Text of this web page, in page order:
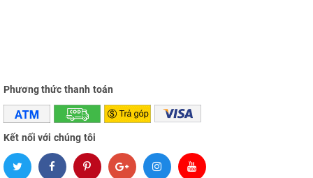
Phương thức thanh toán
Kết nối với chúng tôi